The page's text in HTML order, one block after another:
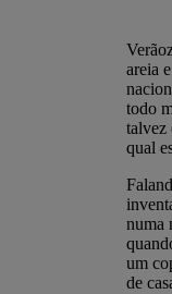
areia
todo
talvez
qual
numa
um
de